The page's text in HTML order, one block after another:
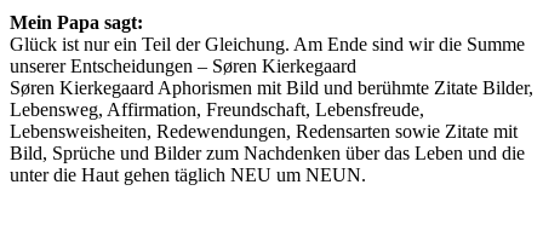
Mein Papa sagt:
Glück ist nur ein Teil der Gleichung. Am Ende sind wir die Summe
unserer Entscheidungen – Søren Kierkegaard
Søren Kierkegaard Aphorismen mit Bild und berühmte Zitate Bilder,
Lebensweg, Affirmation, Freundschaft, Lebensfreude,
Lebensweisheiten, Redewendungen, Redensarten sowie Zitate mit
Bild, Sprüche und Bilder zum Nachdenken über das Leben und die
unter die Haut gehen täglich NEU um NEUN.